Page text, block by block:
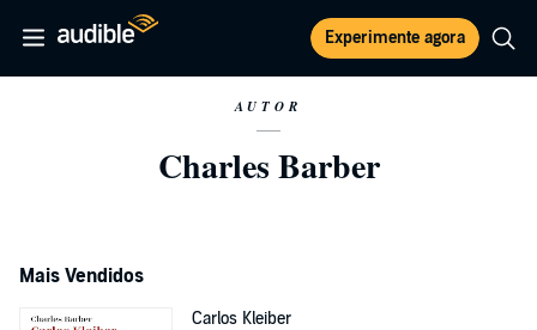
Experimente agora
AUTOR
Charles Barber
Mais Vendidos
Carlos Kleiber